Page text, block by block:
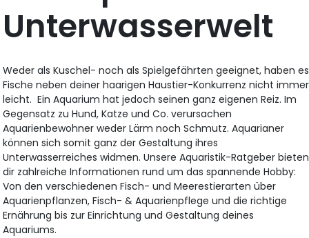
Unterwasserwelt
Weder als Kuschel- noch als Spielgefährten geeignet, haben es
Fische neben deiner haarigen Haustier-Konkurrenz nicht immer
leicht. Ein Aquarium hat jedoch seinen ganz eigenen Reiz. Im
Gegensatz zu Hund, Katze und Co. verursachen
Aquarienbewohner weder Lärm noch Schmutz. Aquarianer
können sich somit ganz der Gestaltung ihres
Unterwasserreiches widmen. Unsere Aquaristik-Ratgeber bieten
dir zahlreiche Informationen rund um das spannende Hobby:
Von den verschiedenen Fisch- und Meerestierarten über
Aquarienpflanzen, Fisch- & Aquarienpflege und die richtige
Ernährung bis zur Einrichtung und Gestaltung deines
Aquariums.